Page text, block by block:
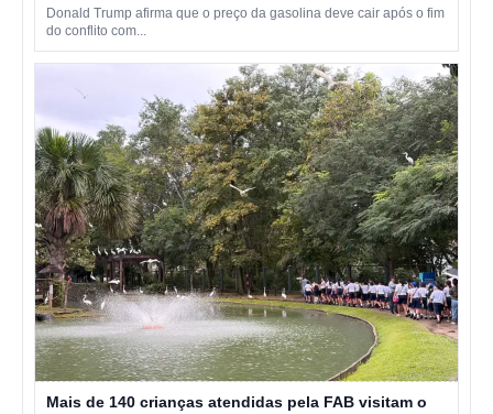
Donald Trump afirma que o preço da gasolina deve cair após o fim
do conflito com...
Mais de 140 crianças atendidas pela FAB visitam o